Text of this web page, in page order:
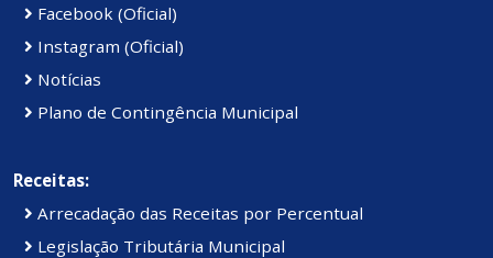
Facebook (Oficial)
Instagram (Oficial)
Notícias
Plano de Contingência Municipal
Receitas:
Arrecadação das Receitas por Percentual
Legislação Tributária Municipal